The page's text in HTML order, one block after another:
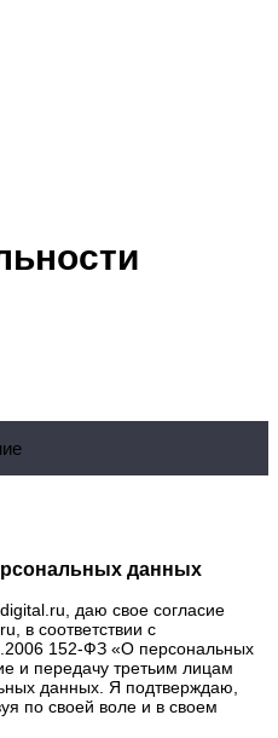
данных
даю свое согласие
в соответствии с
152-ФЗ «О персональных
и передачу третьим лицам
данных. Я подтверждаю,
по своей воле и в своем